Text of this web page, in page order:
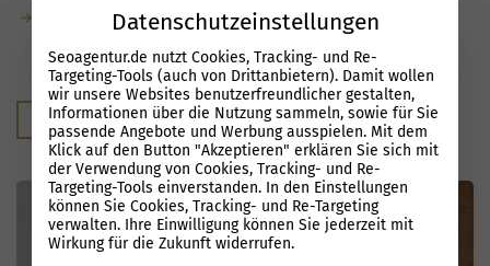
Du bekommst konkrete Hinweise, wo
Optimierungsmöglichkeiten stecken und welches
zusätzliche Potenzial deine Kampagnen haben.
Kostenloser Audit
Datenschutzeinstellungen
Seoagentur.de nutzt Cookies, Tracking- und Re-
Targeting-Tools (auch von Drittanbietern). Damit wollen
wir unsere Websites benutzerfreundlicher gestalten,
Informationen über die Nutzung sammeln, sowie für Sie
passende Angebote und Werbung ausspielen. Mit dem
Klick auf den Button "Akzeptieren" erklären Sie sich mit
der Verwendung von Cookies, Tracking- und Re-
Targeting-Tools einverstanden. In den Einstellungen
können Sie Cookies, Tracking- und Re-Targeting
verwalten. Ihre Einwilligung können Sie jederzeit mit
Wirkung für die Zukunft widerrufen.